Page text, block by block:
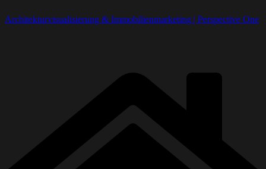
Architekturvisualisierung & Immobilienmarketing | Perspective One